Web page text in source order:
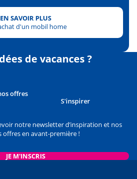
EN SAVOIR PLUS
d'un mobil home
de vacances ?
offres
S'inspirer
notre newsletter d’inspiration et nos
offres en avant-première !
JE M'INSCRIS